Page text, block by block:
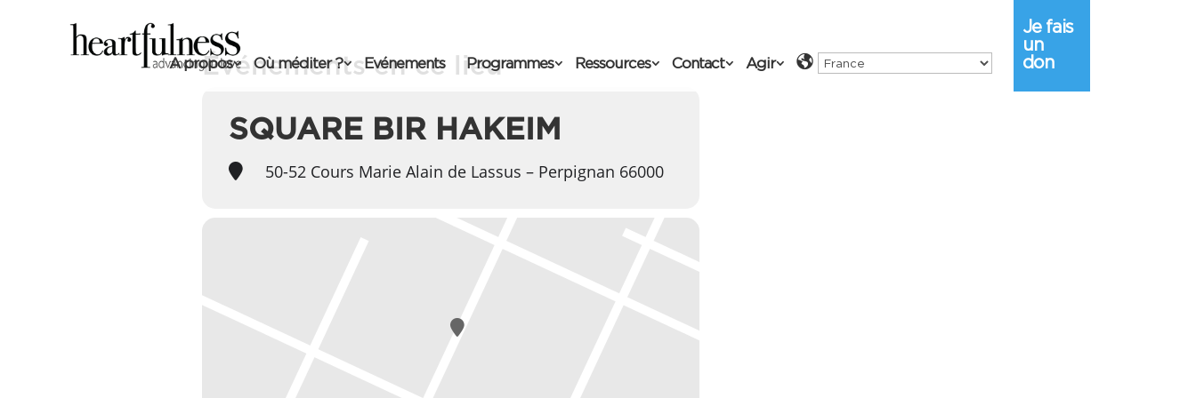
A propos Où méditer ? Evénements Programmes Ressources Contact Agir
Je fais
un
don
Événements en ce lieu
SQUARE BIR HAKEIM
50-52 Cours Marie Alain de Lassus – Perpignan 66000